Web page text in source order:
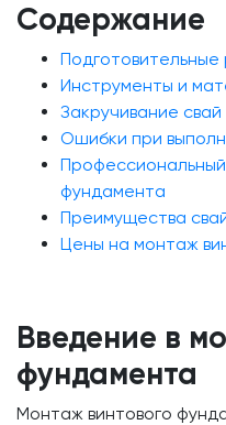
Содержание
Подготовительные
Инструменты и
Закручивание свай
Ошибки при
Профессиональный
фундамента
Преимущества
Цены на монтаж
Введение в
фундамента
Монтаж винтового